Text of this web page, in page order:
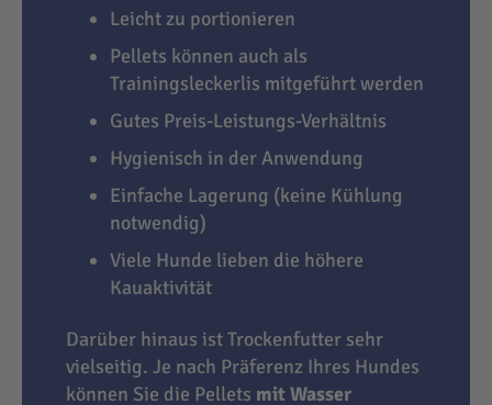
Leicht zu portionieren
Pellets können auch als
Trainingsleckerlis mitgeführt werden
Gutes Preis-Leistungs-Verhältnis
Hygienisch in der Anwendung
Einfache Lagerung (keine Kühlung
notwendig)
Viele Hunde lieben die höhere
Kauaktivität
Darüber hinaus ist Trockenfutter sehr
vielseitig. Je nach Präferenz Ihres Hundes
können Sie die Pellets mit Wasser